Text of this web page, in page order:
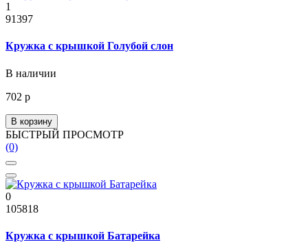
1
91397
Кружка с крышкой Голубой слон
В наличии
702 р
В корзину
БЫСТРЫЙ ПРОСМОТР
(0)
0
105818
Кружка с крышкой Батарейка